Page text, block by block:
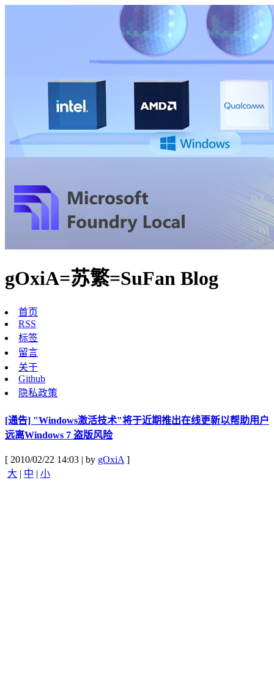
gOxiA=苏繁=SuFan Blog
首页
RSS
标签
留言
关于
Github
隐私政策
[通告] "Windows激活技术"将于近期推出在线更新以帮助用户
远离Windows 7 盗版风险
[ 2010/02/22 14:03 | by gOxiA]
大 | 中 | 小